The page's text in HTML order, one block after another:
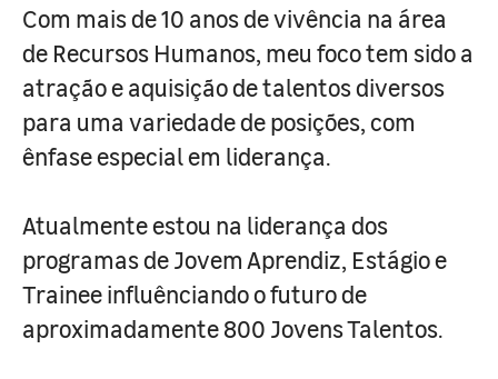
Com mais de 10 anos de vivência na área
de Recursos Humanos, meu foco tem sido a
atração e aquisição de talentos diversos
para uma variedade de posições, com
ênfase especial em liderança.
Atualmente estou na liderança dos
programas de Jovem Aprendiz, Estágio e
Trainee influênciando o futuro de
aproximadamente 800 Jovens Talentos.